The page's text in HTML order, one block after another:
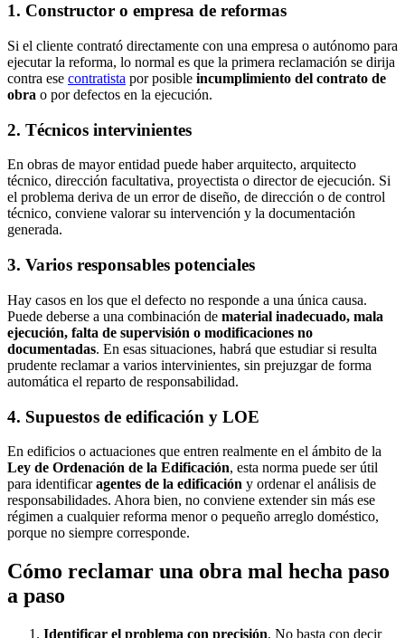
1. Constructor o empresa de reformas
Si el cliente contrató directamente con una empresa o autónomo para
ejecutar la reforma, lo normal es que la primera reclamación se dirija
contra ese contratista por posible incumplimiento del contrato de
obra o por defectos en la ejecución.
2. Técnicos intervinientes
En obras de mayor entidad puede haber arquitecto, arquitecto
técnico, dirección facultativa, proyectista o director de ejecución. Si
el problema deriva de un error de diseño, de dirección o de control
técnico, conviene valorar su intervención y la documentación
generada.
3. Varios responsables potenciales
Hay casos en los que el defecto no responde a una única causa.
Puede deberse a una combinación de material inadecuado, mala
ejecución, falta de supervisión o modificaciones no
documentadas. En esas situaciones, habrá que estudiar si resulta
prudente reclamar a varios intervinientes, sin prejuzgar de forma
automática el reparto de responsabilidad.
4. Supuestos de edificación y LOE
En edificios o actuaciones que entren realmente en el ámbito de la
Ley de Ordenación de la Edificación, esta norma puede ser útil
para identificaragentes de la edificación y ordenar el análisis de
responsabilidades. Ahora bien, no conviene extender sin más ese
régimen a cualquier reforma menor o pequeño arreglo doméstico,
porque no siempre corresponde.
Cómo reclamar una obra mal hecha paso
a paso
Identificar el problema con precisión. No basta con decir